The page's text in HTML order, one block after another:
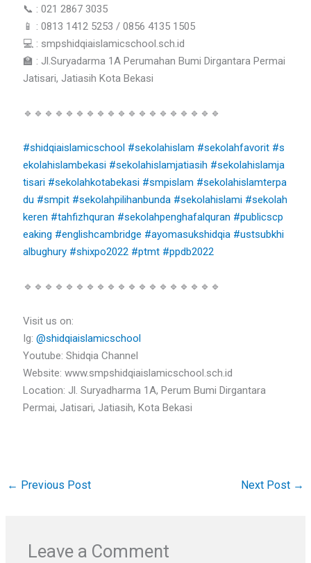
📞 : 021 2867 3035
📱 : 0813 1412 5253 / 0856 4135 1505
💻 : smpshidqiaislamicschool.sch.id
🏫 : Jl.Suryadarma 1A Perumahan Bumi Dirgantara Permai
Jatisari, Jatiasih Kota Bekasi
🔹🔹🔹🔹🔹🔹🔹🔹🔹🔹🔹🔹🔹🔹🔹🔹🔹🔹🔹
#shidqiaislamicschool #sekolahislam #sekolahfavorit #s
ekolahislambekasi #sekolahislamjatiasih #sekolahislamja
tisari #sekolahkotabekasi #smpislam #sekolahislamterpa
du #smpit #sekolahpilihanbunda #sekolahislami #sekolah
keren #tahfizhquran #sekolahpenghafalquran #publicscp
eaking #englishcambridge #ayomasukshidqia #ustsubkhi
albughury #shixpo2022 #ptmt #ppdb2022
🔹🔹🔹🔹🔹🔹🔹🔹🔹🔹🔹🔹🔹🔹🔹🔹🔹🔹🔹
Visit us on:
Ig:@shidqiaislamicschool
Youtube: Shidqia Channel
Website: www.smpshidqiaislamicschool.sch.id
Location: Jl. Suryadharma 1A, Perum Bumi Dirgantara
Permai, Jatisari, Jatiasih, Kota Bekasi
← Previous Post Next Post →
Leave a Comment